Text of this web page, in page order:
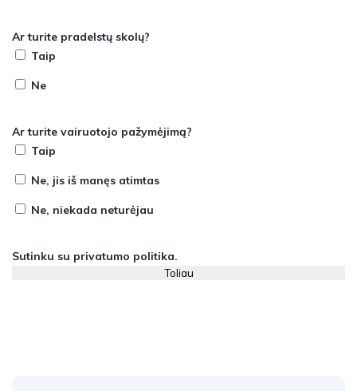
Ar turite pradelstų skolų?
Taip
Ne
Ar turite vairuotojo pažymėjimą?
Taip
Ne, jis iš manęs atimtas
Ne, niekada neturėjau
Sutinku su privatumo politika.